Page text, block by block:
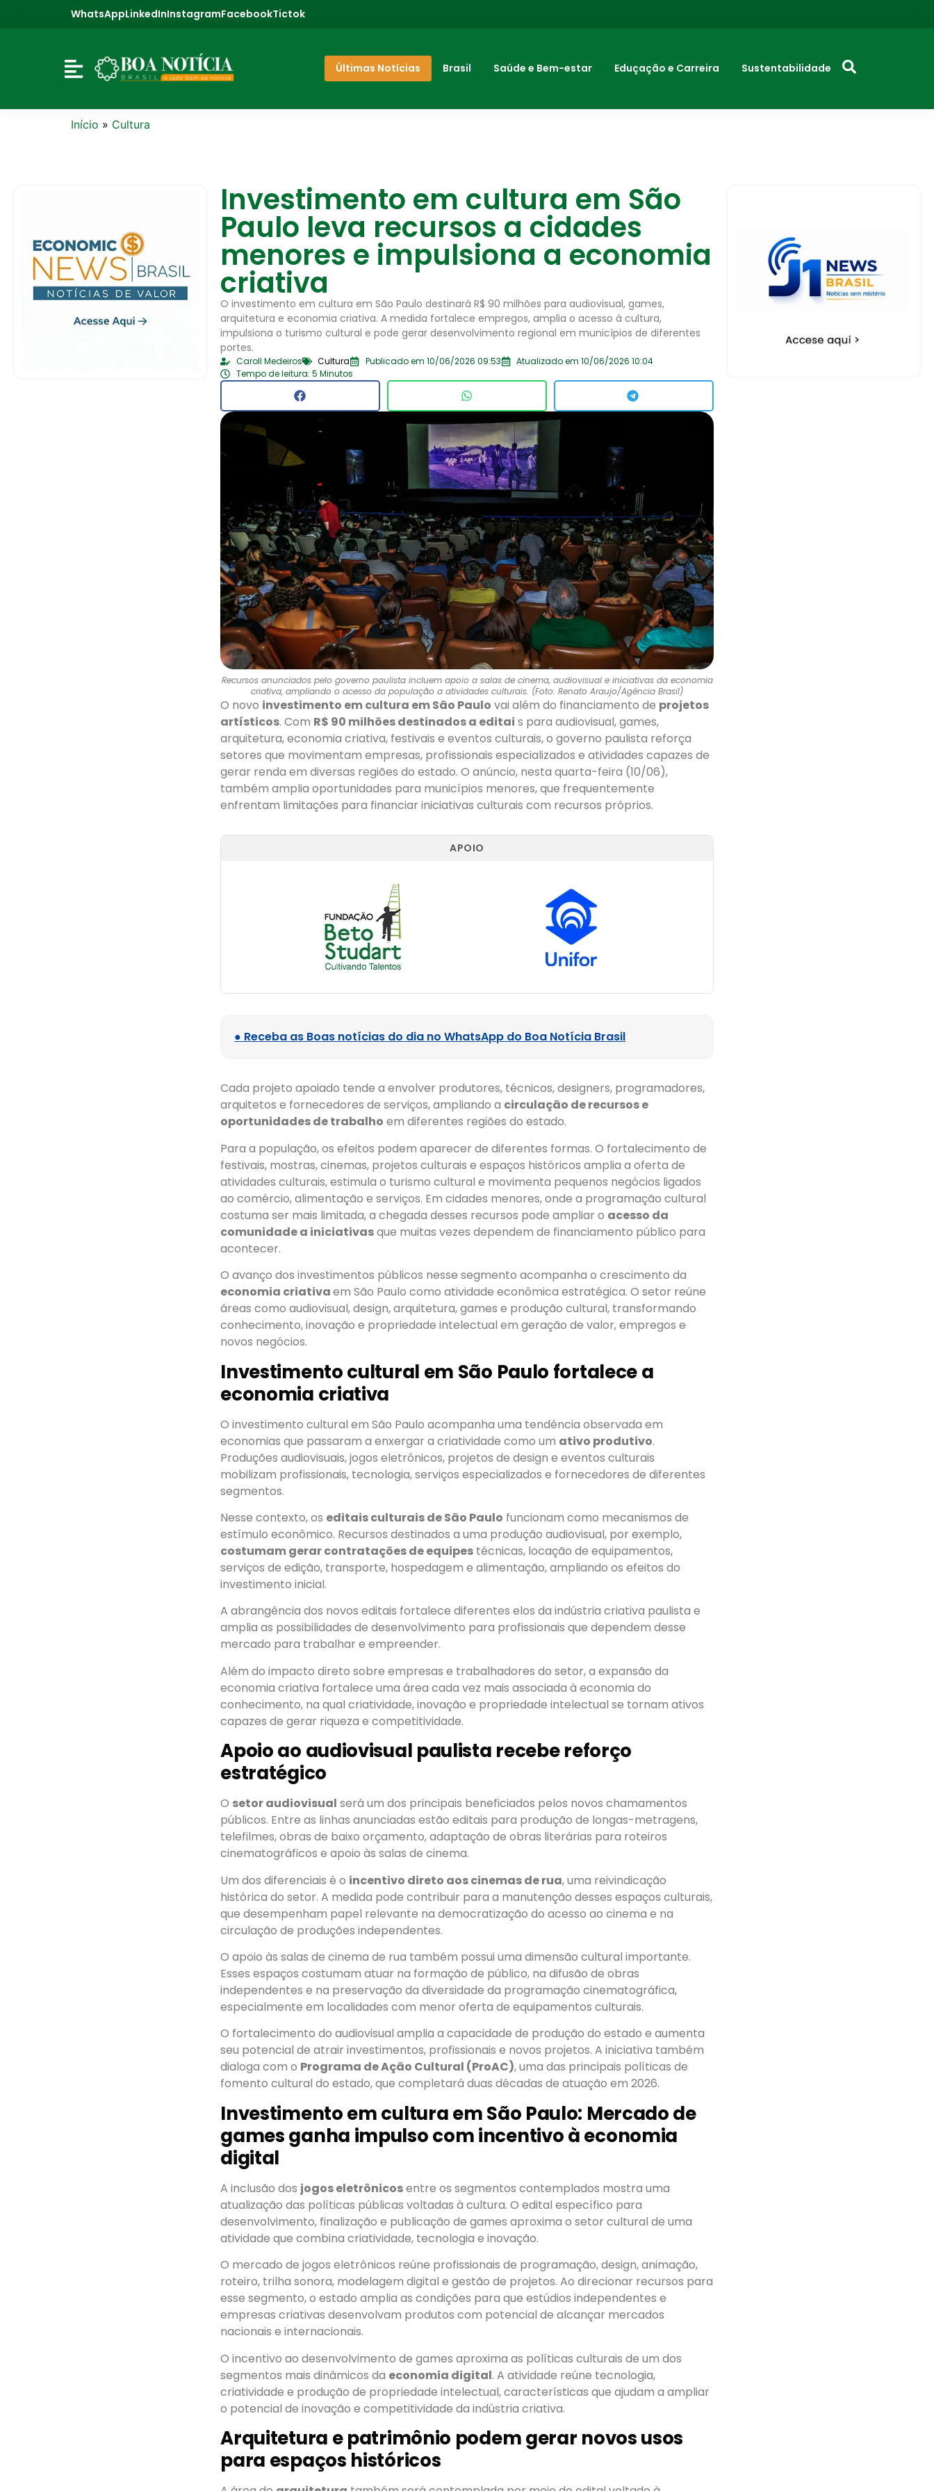
WhatsAppLinkedInInstagramFacebookTictok
Últimas Notícias Brasil Saúde e Bem-estar Eduçação e Carreira Sustentabilidade
Início » Cultura
Investimento em cultura em São
Paulo leva recursos a cidades
menores e impulsiona a economia
criativa
O investimento em cultura em São Paulo destinará R$ 90 milhões para audiovisual, games,
arquitetura e economia criativa. A medida fortalece empregos, amplia o acesso à cultura,
impulsiona o turismo cultural e pode gerar desenvolvimento regional em municípios de diferentes
portes.
Caroll Medeiros Cultura Publicado em 10/06/2026 09:53
Atualizado em 10/06/2026 10:04
Tempo de leitura: 5 Minutos
Recursos anunciados pelo governo paulista incluem apoio a salas de cinema, audiovisual e iniciativas da economia
criativa, ampliando o acesso da população a atividades culturais. (Foto: Renato Araujo/Agência Brasil)
O novo investimento em cultura em São Paulo vai além do financiamento de projetos
artísticos. Com R$ 90 milhões destinados a editai s para audiovisual, games,
arquitetura, economia criativa, festivais e eventos culturais, o governo paulista reforça
setores que movimentam empresas, profissionais especializados e atividades capazes de
gerar renda em diversas regiões do estado. O anúncio, nesta quarta-feira (10/06),
também amplia oportunidades para municípios menores, que frequentemente
enfrentam limitações para financiar iniciativas culturais com recursos próprios.
APOIO
● Receba as Boas notícias do dia no WhatsApp do Boa Notícia Brasil
Cada projeto apoiado tende a envolver produtores, técnicos, designers, programadores,
arquitetos e fornecedores de serviços, ampliando a circulação de recursos e
oportunidades de trabalho em diferentes regiões do estado.
Para a população, os efeitos podem aparecer de diferentes formas. O fortalecimento de
festivais, mostras, cinemas, projetos culturais e espaços históricos amplia a oferta de
atividades culturais, estimula o turismo cultural e movimenta pequenos negócios ligados
ao comércio, alimentação e serviços. Em cidades menores, onde a programação cultural
costuma ser mais limitada, a chegada desses recursos pode ampliar o acesso da
comunidade a iniciativasque muitas vezes dependem de financiamento público para
acontecer.
O avanço dos investimentos públicos nesse segmento acompanha o crescimento da
economia criativaem São Paulo como atividade econômica estratégica. O setor reúne
áreas como audiovisual, design, arquitetura, games e produção cultural, transformando
conhecimento, inovação e propriedade intelectual em geração de valor, empregos e
novos negócios.
Investimento cultural em São Paulo fortalece a
economia criativa
O investimento cultural em São Paulo acompanha uma tendência observada em
economias que passaram a enxergar a criatividade como um ativo produtivo.
Produções audiovisuais, jogos eletrônicos, projetos de design e eventos culturais
mobilizam profissionais, tecnologia, serviços especializados e fornecedores de diferentes
segmentos.
Nesse contexto, os editais culturais de São Paulo funcionam como mecanismos de
estímulo econômico. Recursos destinados a uma produção audiovisual, por exemplo,
costumam gerar contratações de equipes técnicas, locação de equipamentos,
serviços de edição, transporte, hospedagem e alimentação, ampliando os efeitos do
investimento inicial.
A abrangência dos novos editais fortalece diferentes elos da indústria criativa paulista e
amplia as possibilidades de desenvolvimento para profissionais que dependem desse
mercado para trabalhar e empreender.
Além do impacto direto sobre empresas e trabalhadores do setor, a expansão da
economia criativa fortalece uma área cada vez mais associada à economia do
conhecimento, na qual criatividade, inovação e propriedade intelectual se tornam ativos
capazes de gerar riqueza e competitividade.
Apoio ao audiovisual paulista recebe reforço
estratégico
O setor audiovisual será um dos principais beneficiados pelos novos chamamentos
públicos. Entre as linhas anunciadas estão editais para produção de longas-metragens,
telefilmes, obras de baixo orçamento, adaptação de obras literárias para roteiros
cinematográficos e apoio às salas de cinema.
Um dos diferenciais é o incentivo direto aos cinemas de rua, uma reivindicação
histórica do setor. A medida pode contribuir para a manutenção desses espaços culturais,
que desempenham papel relevante na democratização do acesso ao cinema e na
circulação de produções independentes.
O apoio às salas de cinema de rua também possui uma dimensão cultural importante.
Esses espaços costumam atuar na formação de público, na difusão de obras
independentes e na preservação da diversidade da programação cinematográfica,
especialmente em localidades com menor oferta de equipamentos culturais.
O fortalecimento do audiovisual amplia a capacidade de produção do estado e aumenta
seu potencial de atrair investimentos, profissionais e novos projetos. A iniciativa também
dialoga com o Programa de Ação Cultural (ProAC), uma das principais políticas de
fomento cultural do estado, que completará duas décadas de atuação em 2026.
Investimento em cultura em São Paulo: Mercado de
games ganha impulso com incentivo à economia
digital
A inclusão dos jogos eletrônicosentre os segmentos contemplados mostra uma
atualização das políticas públicas voltadas à cultura. O edital específico para
desenvolvimento, finalização e publicação de games aproxima o setor cultural de uma
atividade que combina criatividade, tecnologia e inovação.
O mercado de jogos eletrônicos reúne profissionais de programação, design, animação,
roteiro, trilha sonora, modelagem digital e gestão de projetos. Ao direcionar recursos para
esse segmento, o estado amplia as condições para que estúdios independentes e
empresas criativas desenvolvam produtos com potencial de alcançar mercados
nacionais e internacionais.
O incentivo ao desenvolvimento de games aproxima as políticas culturais de um dos
segmentos mais dinâmicos da economia digital. A atividade reúne tecnologia,
criatividade e produção de propriedade intelectual, características que ajudam a ampliar
o potencial de inovação e competitividade da indústria criativa.
Arquitetura e patrimônio podem gerar novos usos
para espaços históricos